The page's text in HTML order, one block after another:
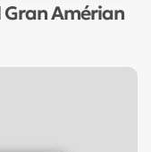
Amérian